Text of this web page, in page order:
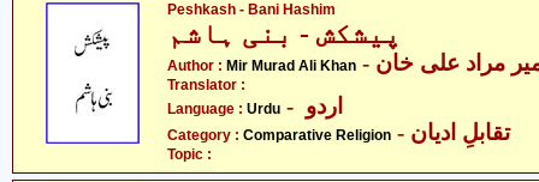
Peshkash - Bani Hashim
پیشکش - بنی ہاشم
Author : Mir Murad Ali Khan میر مراد علی خان
Translator :
Language : Urdu
Category : Comparative Religion - تقابلِ ادیان
Topic :